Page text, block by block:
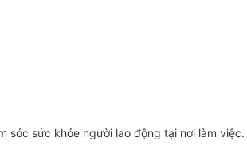
sóc sức khỏe người lao động tại nơi làm việc.